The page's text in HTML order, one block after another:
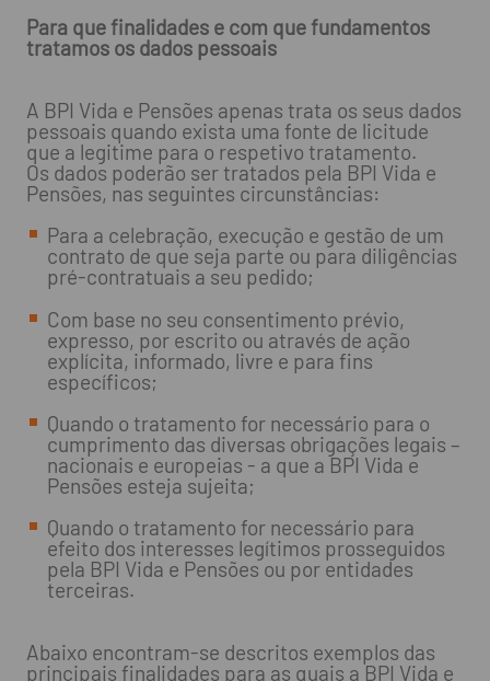
Para que finalidades e com que fundamentos
tratamos os dados pessoais
A BPI Vida e Pensões apenas trata os seus dados
pessoais quando exista uma fonte de licitude
que a legitime para o respetivo tratamento.
Os dados poderão ser tratados pela BPI Vida e
Pensões, nas seguintes circunstâncias:
Para a celebração, execução e gestão de um
contrato de que seja parte ou para diligências
pré-contratuais a seu pedido;
Com base no seu consentimento prévio,
expresso, por escrito ou através de ação
explícita, informado, livre e para fins
específicos;
Quando o tratamento for necessário para o
cumprimento das diversas obrigações legais –
nacionais e europeias - a que a BPI Vida e
Pensões esteja sujeita;
Quando o tratamento for necessário para
efeito dos interesses legítimos prosseguidos
pela BPI Vida e Pensões ou por entidades
terceiras.
Abaixo encontram-se descritos exemplos das
principais finalidades para as quais a BPI Vida e